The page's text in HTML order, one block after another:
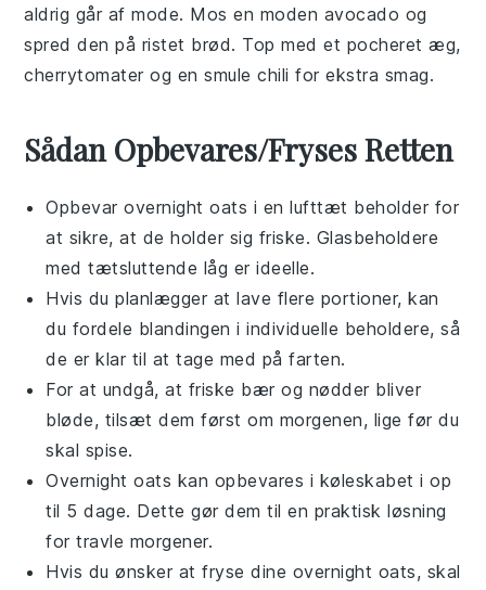
aldrig går af mode. Mos en moden avocado og
spred den på ristet brød. Top med et pocheret æg,
cherrytomater og en smule chili for ekstra smag.
Sådan Opbevares/Fryses Retten
Opbevarovernight oats i en lufttæt beholder for
at sikre, at de holder sig friske. Glasbeholdere
med tætsluttende låg er ideelle.
Hvis du planlægger at lave flere portioner, kan
du fordele blandingen i individuelle beholdere, så
de er klar til at tage med på farten.
For at undgå, at friske bær og nødder bliver
bløde, tilsæt dem først om morgenen, lige før du
skal spise.
Overnight oats kan opbevares i køleskabet i op
til 5 dage. Dette gør dem til en praktisk løsning
for travle morgener.
Hvis du ønsker at fryse dine overnight oats, skal